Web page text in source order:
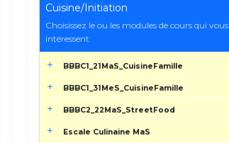
Cuisine/Initiation
Choisissez le ou les modules de cours qui vous
intéressent
BBBC1_21MaS_CuisineFamille
BBBC1_31MeS_CuisineFamille
BBBC2_22MaS_StreetFood
Escale Culinaine MaS